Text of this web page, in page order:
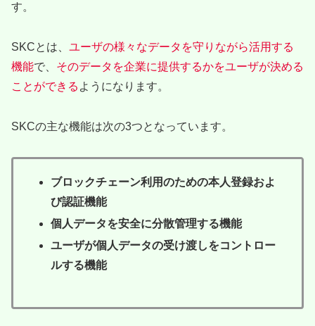
す。
SKCとは、 ユーザの様々なデータを守りながら活用する
機能で、 そのデータを企業に提供するかをユーザが決める
ことができる ようになります。
SKCの主な機能は次の3つとなっています。
ブロックチェーン利用のための本人登録およ
び認証機能
個人データを安全に分散管理する機能
ユーザが個人データの受け渡しをコントロー
ルする機能